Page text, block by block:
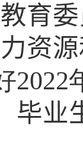
教育
力资
2022
毕业